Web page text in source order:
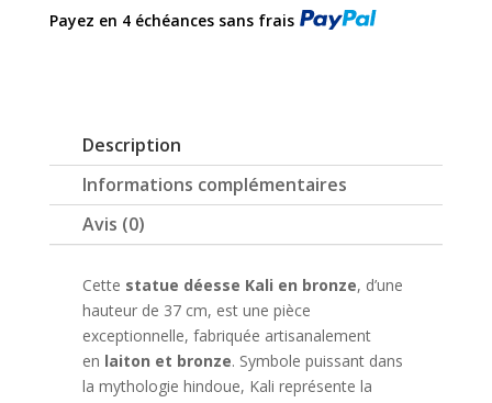
Kali
37cm
Payez en 4 échéances sans frais
Description
Informations complémentaires
Avis (0)
Cette statue déesse Kali en bronze, d’une
hauteur de 37 cm, est une pièce
exceptionnelle, fabriquée artisanalement
en laiton et bronze. Symbole puissant dans
la mythologie hindoue, Kali représente la